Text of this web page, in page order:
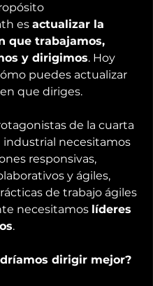
es actualizar la
que trabajamos,
y dirigimos. Hoy
puedes actualizar
que diriges.
de la cuarta
industrial necesitamos
responsivas,
y ágiles,
de trabajo ágiles
necesitamos líderes
.
dirigir mejor?